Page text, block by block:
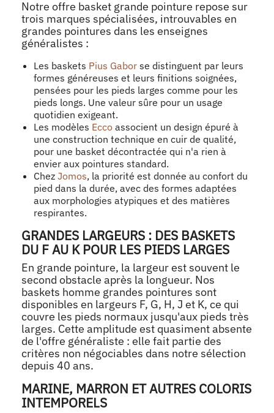
Notre offre basket grande pointure repose sur
trois marques spécialisées, introuvables en
grandes pointures dans les enseignes
généralistes :
Les baskets Pius Gabor se distinguent par leurs
formes généreuses et leurs finitions soignées,
pensées pour les pieds larges comme pour les
pieds longs. Une valeur sûre pour un usage
quotidien exigeant.
Les modèles Ecco associent un design épuré à
une construction technique en cuir de qualité,
pour une basket décontractée qui n'a rien à
envier aux pointures standard.
Chez Jomos, la priorité est donnée au confort du
pied dans la durée, avec des formes adaptées
aux morphologies atypiques et des matières
respirantes.
GRANDES LARGEURS : DES BASKETS
DU F AU K POUR LES PIEDS LARGES
En grande pointure, la largeur est souvent le
second obstacle après la longueur. Nos
baskets homme grandes pointures sont
disponibles en largeurs F, G, H, J et K, ce qui
couvre les pieds normaux jusqu'aux pieds très
larges. Cette amplitude est quasiment absente
de l'offre généraliste : elle fait partie des
critères non négociables dans notre sélection
depuis 40 ans.
MARINE, MARRON ET AUTRES COLORIS
INTEMPORELS